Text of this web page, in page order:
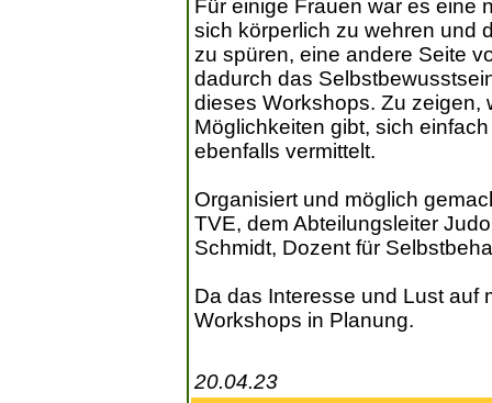
Für einige Frauen war es eine
sich körperlich zu wehren und
zu spüren, eine andere Seite
dadurch das
dieses Workshops. Zu zeigen,
Möglichkeiten gibt, sich
ebenfalls vermittelt.
Organisiert und möglich
TVE, dem Abteilungsleiter
Schmidt, Dozent für
Da das Interesse und Lust auf
Workshops in Planung.
20.04.23